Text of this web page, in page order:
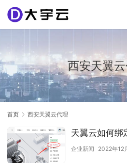
西安天翼
首页 西安天翼云代理
天翼云如何绑
企业新闻 2022年12